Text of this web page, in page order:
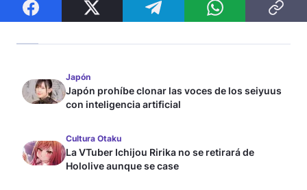
Japón
Japón prohíbe clonar las voces de los seiyuus
con inteligencia artificial
Cultura Otaku
La VTuber Ichijou Ririka no se retirará de
Hololive aunque se case